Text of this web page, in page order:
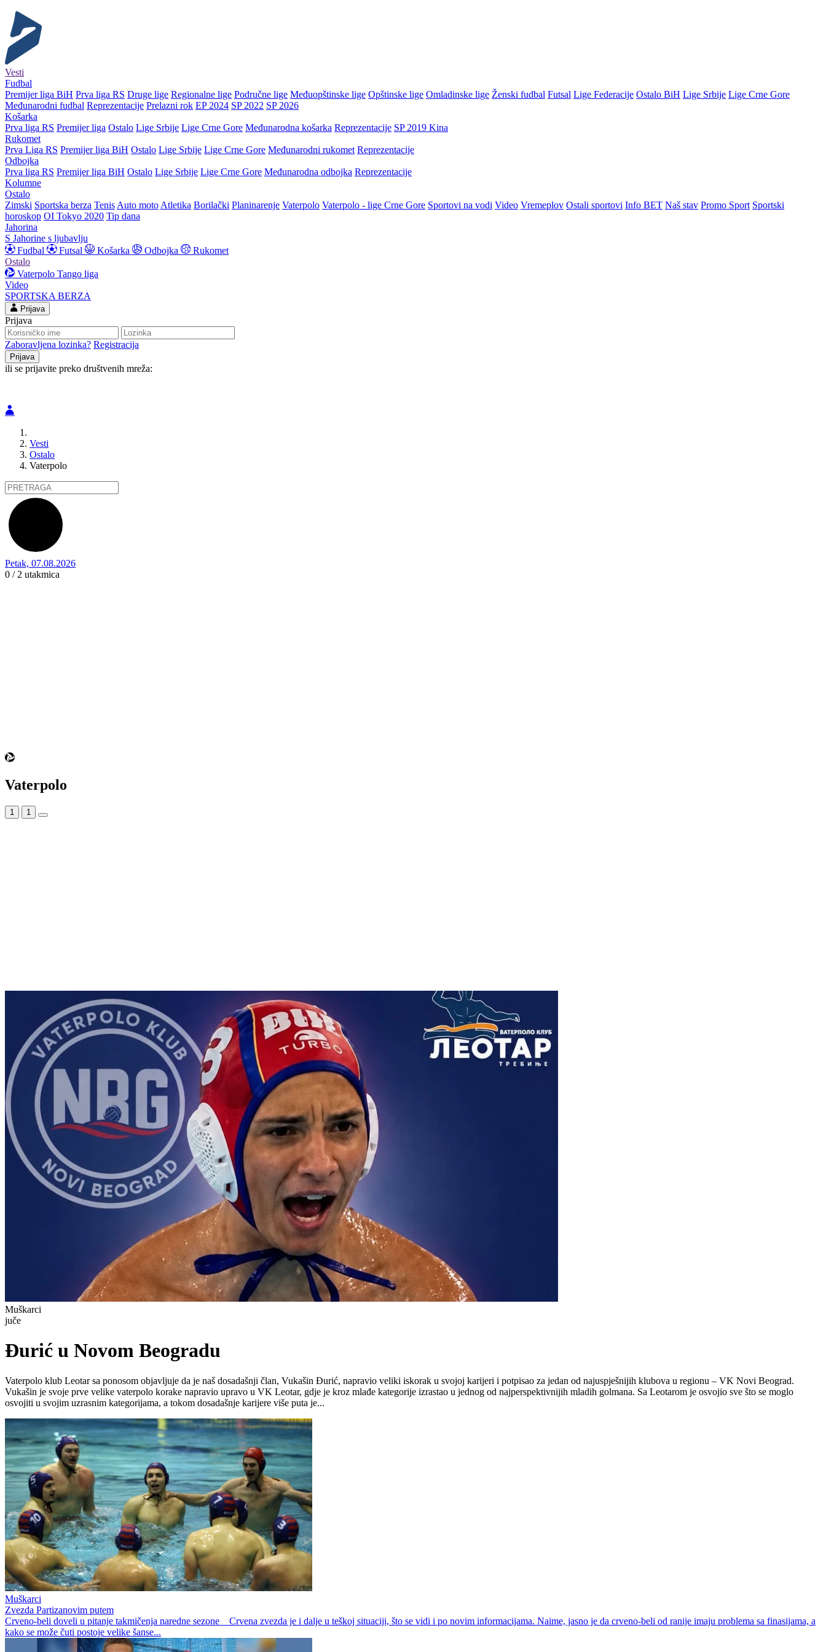
Vesti
Fudbal
Premijer liga BiH Prva liga RS Druge lige Regionalne lige Područne lige Međuopštinske lige Opštinske lige Omladinske lige Ženski fudbal Futsal Lige Federacije Ostalo BiH Lige Srbije Lige Crne Gore
Međunarodni fudbal Reprezentacije Prelazni rok EP 2024 SP 2022 SP 2026
Košarka
Prva liga RS Premijer liga Ostalo Lige Srbije Lige Crne Gore Međunarodna košarka Reprezentacije SP 2019 Kina
Rukomet
Prva Liga RS Premijer liga BiH Ostalo Lige Srbije Lige Crne Gore Međunarodni rukomet Reprezentacije
Odbojka
Prva liga RS Premijer liga BiH Ostalo Lige Srbije Lige Crne Gore Međunarodna odbojka Reprezentacije
Kolumne
Ostalo
Zimski Sportska berza Tenis Auto moto Atletika Borilački Planinarenje Vaterpolo Vaterpolo - lige Crne Gore Sportovi na vodi Video Vremeplov Ostali sportovi Info BET Naš stav Promo Sport Sportski
horoskop OI Tokyo 2020 Tip dana
Jahorina
S Jahorine s ljubavlju
Fudbal
Futsal Košarka Odbojka
Rukomet
Ostalo
Vaterpolo Tango liga
Video
SPORTSKA BERZA
Prijava
Prijava
Zaboravljena lozinka? Registracija
ili se prijavite preko društvenih mreža:
Vesti
Ostalo
Vaterpolo
Petak, 07.08.2026
0 / 2 utakmica
Vaterpolo
1 1
Muškarci
juče
Đurić u Novom Beogradu
Vaterpolo klub Leotar sa ponosom objavljuje da je naš dosadašnji član, Vukašin Đurić, napravio veliki iskorak u svojoj karijeri i potpisao za jedan od najuspješnijih klubova u regionu – VK Novi Beograd.
Vukašin je svoje prve velike vaterpolo korake napravio upravo u VK Leotar, gdje je kroz mlađe kategorije izrastao u jednog od najperspektivnijih mladih golmana. Sa Leotarom je osvojio sve što se moglo
osvojiti u svojim uzrasnim kategorijama, a tokom dosadašnje karijere više puta je...
Muškarci
Zvezda Partizanovim putem
Crveno-beli doveli u pitanje takmičenja naredne sezone Crvena zvezda je i dalje u teškoj situaciji, što se vidi i po novim informacijama. Naime, jasno je da crveno-beli od ranije imaju problema sa finasijama, a
kako se može čuti postoje velike šanse...